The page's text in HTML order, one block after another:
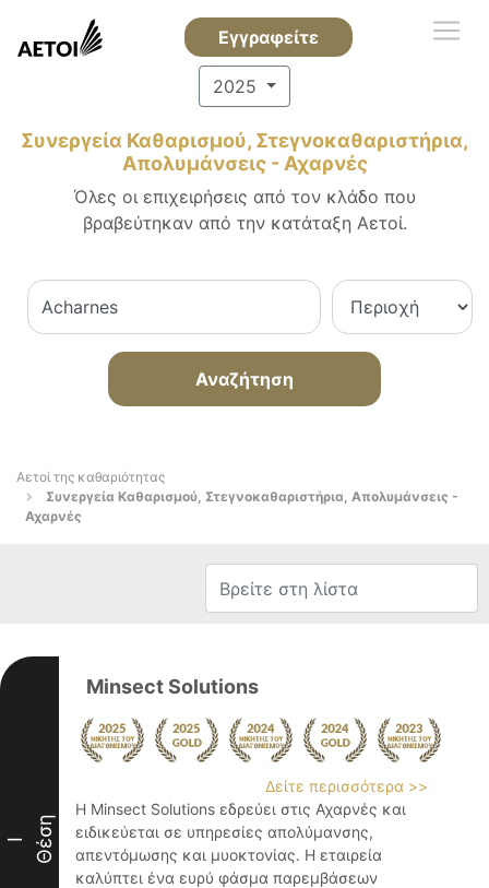
Εγγραφείτε
2025
Συνεργεία Καθαρισμού, Στεγνοκαθαριστήρια,
Απολυμάνσεις - Αχαρνές
Όλες οι επιχειρήσεις από τον κλάδο που
βραβεύτηκαν από την κατάταξη Αετοί.
Αναζήτηση
Αετοί της καθαριότητας
Συνεργεία Καθαρισμού, Στεγνοκαθαριστήρια, Απολυμάνσεις -
Αχαρνές
I Θέση
Minsect Solutions
Δείτε περισσότερα >>
Η Minsect Solutions εδρεύει στις Αχαρνές και
ειδικεύεται σε υπηρεσίες απολύμανσης,
απεντόμωσης και μυοκτονίας. Η εταιρεία
καλύπτει ένα ευρύ φάσμα παρεμβάσεων